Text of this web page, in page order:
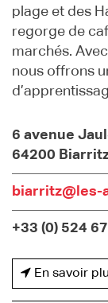
plage et des
regorge de
marchés.
nous offrons
6 avenue
64200
biarritz@les-
+33 (0) 524
En savoir